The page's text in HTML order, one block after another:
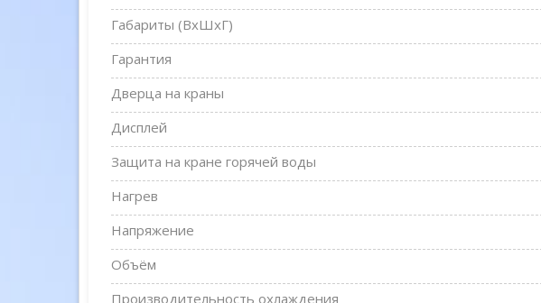
Габариты (ВxШxГ)
Гарантия
Дверца на краны
Дисплей
Защита на кране горячей воды
Нагрев
Напряжение
Объём
Производительность охлаждения